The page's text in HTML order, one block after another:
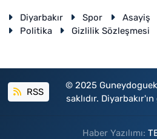
Diyarbakır Spor Asayiş
Politika
Gizlilik Sözleşmesi
RSS
© 2025
saklıdır.
Haber Yazılımı: